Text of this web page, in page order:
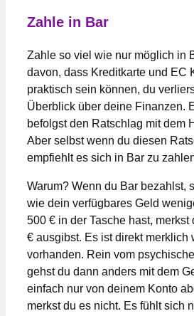
Zahle in Bar
Zahle so viel wie nur möglich in
davon, dass Kreditkarte und EC
praktisch sein können, du
Überblick über deine Finanzen.
befolgst den Ratschlag mit dem
Aber selbst wenn du diesen
empfiehlt es sich in Bar zu
Warum? Wenn du Bar bezahlst,
wie dein verfügbares Geld
500 € in der Tasche hast, merkst
€ ausgibst. Es ist direkt merklich
vorhanden. Rein vom
gehst du dann anders mit dem
einfach nur von deinem Konto
merkst du es nicht. Es fühlt sich